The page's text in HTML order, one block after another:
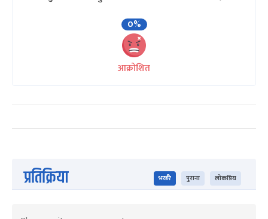
0%
आक्रोशित
प्रतिक्रिया भर्खरै पुराना लोकप्रिय